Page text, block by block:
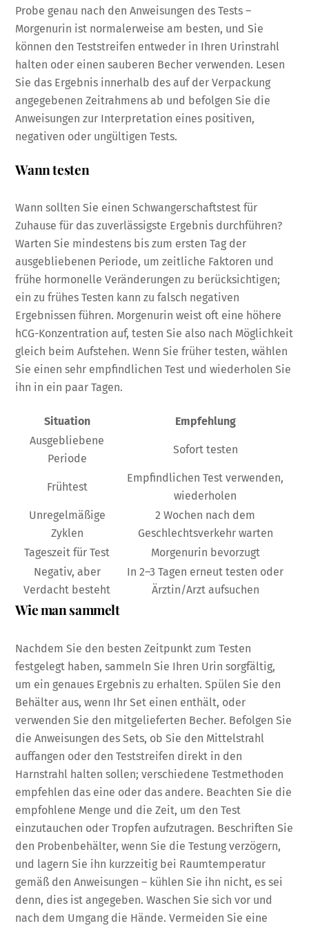
Probe genau nach den Anweisungen des Tests –
Morgenurin ist normalerweise am besten, und Sie
können den Teststreifen entweder in Ihren Urinstrahl
halten oder einen sauberen Becher verwenden. Lesen
Sie das Ergebnis innerhalb des auf der Verpackung
angegebenen Zeitrahmens ab und befolgen Sie die
Anweisungen zur Interpretation eines positiven,
negativen oder ungültigen Tests.
Wann testen
Wann sollten Sie einen Schwangerschaftstest für
Zuhause für das zuverlässigste Ergebnis durchführen?
Warten Sie mindestens bis zum ersten Tag der
ausgebliebenen Periode, um zeitliche Faktoren und
frühe hormonelle Veränderungen zu berücksichtigen;
ein zu frühes Testen kann zu falsch negativen
Ergebnissen führen. Morgenurin weist oft eine höhere
hCG-Konzentration auf, testen Sie also nach Möglichkeit
gleich beim Aufstehen. Wenn Sie früher testen, wählen
Sie einen sehr empfindlichen Test und wiederholen Sie
ihn in ein paar Tagen.
Situation
Empfehlung
Ausgebliebene
Periode
Sofort testen
Frühtest
Empfindlichen Test verwenden,
wiederholen
Unregelmäßige
Zyklen
2 Wochen nach dem
Geschlechtsverkehr warten
Tageszeit für Test
Morgenurin bevorzugt
Negativ, aber
Verdacht besteht
In 2–3 Tagen erneut testen oder
Ärztin/Arzt aufsuchen
Wie man sammelt
Nachdem Sie den besten Zeitpunkt zum Testen
festgelegt haben, sammeln Sie Ihren Urin sorgfältig,
um ein genaues Ergebnis zu erhalten. Spülen Sie den
Behälter aus, wenn Ihr Set einen enthält, oder
verwenden Sie den mitgelieferten Becher. Befolgen Sie
die Anweisungen des Sets, ob Sie den Mittelstrahl
auffangen oder den Teststreifen direkt in den
Harnstrahl halten sollen; verschiedene Testmethoden
empfehlen das eine oder das andere. Beachten Sie die
empfohlene Menge und die Zeit, um den Test
einzutauchen oder Tropfen aufzutragen. Beschriften Sie
den Probenbehälter, wenn Sie die Testung verzögern,
und lagern Sie ihn kurzzeitig bei Raumtemperatur
gemäß den Anweisungen – kühlen Sie ihn nicht, es sei
denn, dies ist angegeben. Waschen Sie sich vor und
nach dem Umgang die Hände. Vermeiden Sie eine